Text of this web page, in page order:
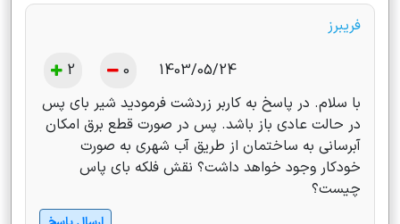
فریبرز
1403/05/24
0
2
با سلام. در پاسخ به کاربر زردشت فرمودید شیر بای پس
در حالت عادی باز باشد. پس در صورت قطع برق امکان
آبرسانی به ساختمان از طریق آب شهری به صورت
خودکار وجود خواهد داشت؟ نقش فلکه بای پاس
چیست؟